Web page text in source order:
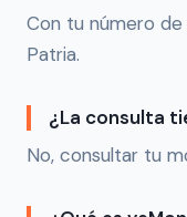
Con tu número
Patria.
¿La consulta
No, consultar tu